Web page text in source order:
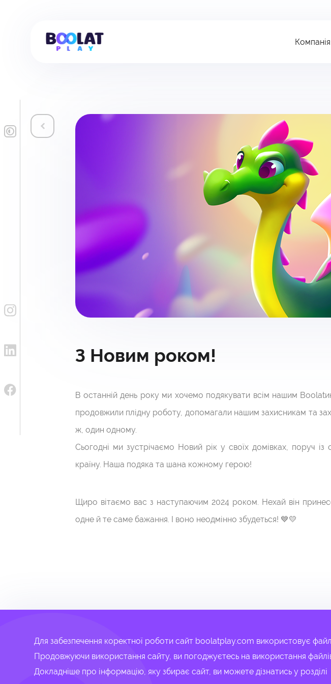
Компанія
З Новим роком!
В останній день року ми хочемо подякувати всім нашим
продовжили плідну роботу, допомагали нашим захисникам та
ж, один одному.
Сьогодні ми зустрічаємо Новий рік у своїх домівках, поруч
країну. Наша подяка та шана кожному герою!
Щиро вітаємо вас з наступаючим 2024 роком. Нехай він
одне й те саме бажання. І воно неодмінно збудеться! 💙💛
© 2021-
Для забезпечення коректної роботи сайт boolatplay.com використовує
Продовжуючи використання сайту, ви погоджуєтесь на використання
Докладніше про інформацію, яку збирає сайт, ви можете дізнатись у розділі